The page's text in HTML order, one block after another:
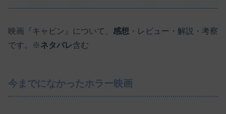
映画『キャビン』について、 感想 ・レビュー・解説・考察
です。※ネタバレ含む
今までになかったホラー映画